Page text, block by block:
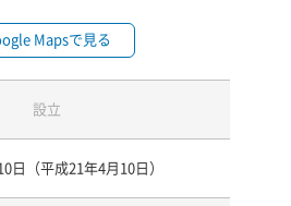
Mapsで見る
設立
日（平成21年4月10日）